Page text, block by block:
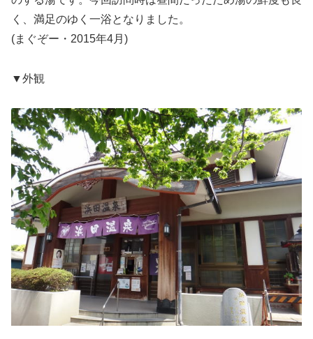
く、満足のゆく一浴となりました。
(まぐぞー・2015年4月)
▼外観